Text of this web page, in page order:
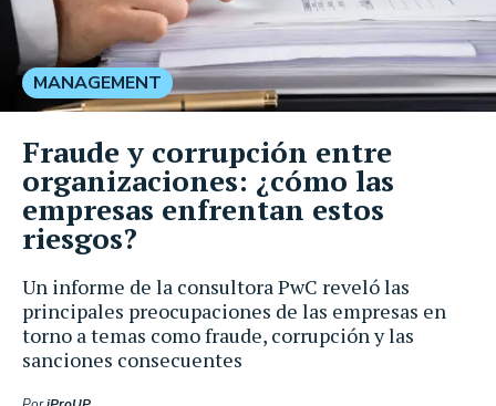
Un informe de la consultora PwC reveló las
principales preocupaciones de las empresas en
torno a temas como fraude, corrupción y las
sanciones consecuentes
MANAGEMENT
Fraude y corrupción entre
organizaciones: ¿cómo las
empresas enfrentan estos
riesgos?